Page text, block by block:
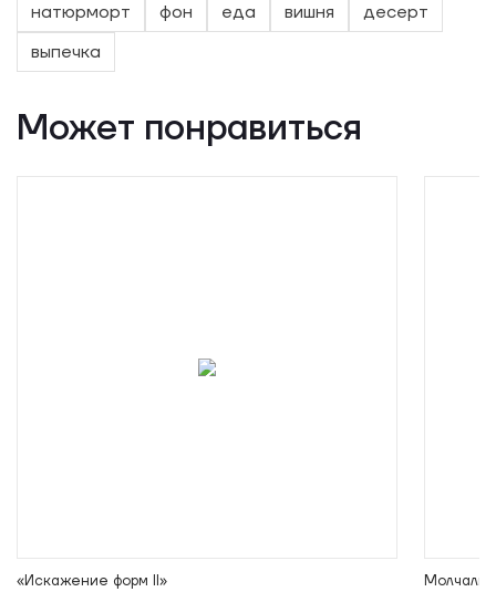
натюрморт
фон еда вишня
десерт
выпечка
Может понравиться
«Искажение форм II»